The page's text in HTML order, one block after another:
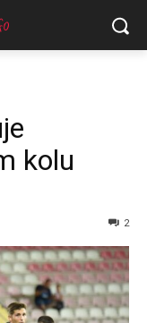
kolu
2